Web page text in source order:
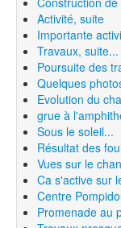
Activité, suite
Importante
Travaux, suite...
Poursuite des
Quelques
Evolution du
grue à
Sous le soleil...
Résultat des
Vues sur le
Ca s'active sur
Centre
Promenade au